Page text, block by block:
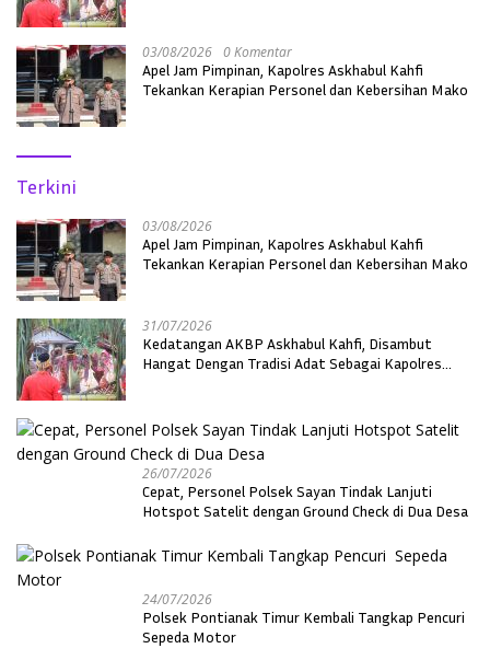
03/08/2026 0 Komentar
Apel Jam Pimpinan, Kapolres Askhabul Kahfi
Tekankan Kerapian Personel dan Kebersihan Mako
Terkini
03/08/2026
Apel Jam Pimpinan, Kapolres Askhabul Kahfi
Tekankan Kerapian Personel dan Kebersihan Mako
31/07/2026
Kedatangan AKBP Askhabul Kahfi, Disambut
Hangat Dengan Tradisi Adat Sebagai Kapolres
26/07/2026
Cepat, Personel Polsek Sayan Tindak Lanjuti
Hotspot Satelit dengan Ground Check di Dua Desa
24/07/2026
Polsek Pontianak Timur Kembali Tangkap Pencuri
Sepeda Motor